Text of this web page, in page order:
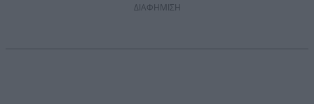
ΔΙΑΦΗΜΙΣΗ